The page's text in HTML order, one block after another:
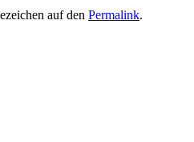
auf den Permalink.